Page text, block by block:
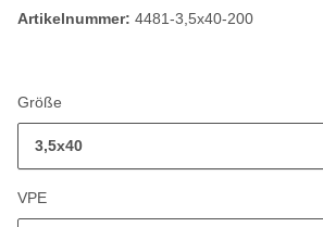
Artikelnummer: 4481-3,5x40-200
Größe
3,5x40
VPE